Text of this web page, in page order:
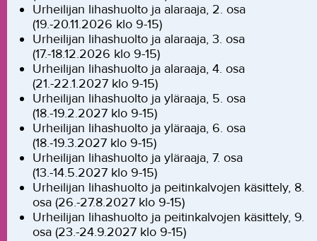
Urheilijan lihashuolto ja alaraaja, 2. osa
(19.-20.11.2026 klo 9-15)
Urheilijan lihashuolto ja alaraaja, 3. osa
(17.-18.12.2026 klo 9-15)
Urheilijan lihashuolto ja alaraaja, 4. osa
(21.-22.1.2027 klo 9-15)
Urheilijan lihashuolto ja yläraaja, 5. osa
(18.-19.2.2027 klo 9-15)
Urheilijan lihashuolto ja yläraaja, 6. osa
(18.-19.3.2027 klo 9-15)
Urheilijan lihashuolto ja yläraaja, 7. osa
(13.-14.5.2027 klo 9-15)
Urheilijan lihashuolto ja peitinkalvojen käsittely, 8.
osa (26.-27.8.2027 klo 9-15)
Urheilijan lihashuolto ja peitinkalvojen käsittely, 9.
osa (23.-24.9.2027 klo 9-15)